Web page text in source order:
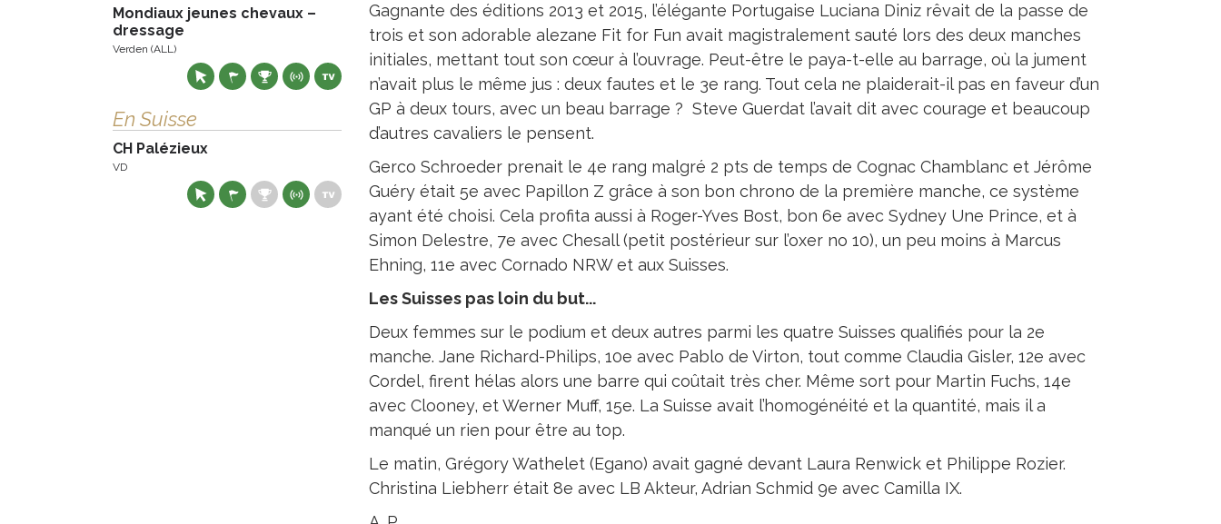
Gagnante des éditions 2013 et 2015, l’élégante Portugaise Luciana Diniz rêvait de la passe de
trois et son adorable alezane Fit for Fun avait magistralement sauté lors des deux manches
initiales, mettant tout son cœur à l’ouvrage. Peut-être le paya-t-elle au barrage, où la jument
n’avait plus le même jus : deux fautes et le 3e rang. Tout cela ne plaiderait-il pas en faveur d’un
GP à deux tours, avec un beau barrage ? Steve Guerdat l’avait dit avec courage et beaucoup
d’autres cavaliers le pensent.
Gerco Schroeder prenait le 4e rang malgré 2 pts de temps de Cognac Chamblanc et Jérôme
Guéry était 5e avec Papillon Z grâce à son bon chrono de la première manche, ce système
ayant été choisi. Cela profita aussi à Roger-Yves Bost, bon 6e avec Sydney Une Prince, et à
Simon Delestre, 7e avec Chesall (petit postérieur sur l’oxer no 10), un peu moins à Marcus
Ehning, 11e avec Cornado NRW et aux Suisses.
Les Suisses pas loin du but...
Deux femmes sur le podium et deux autres parmi les quatre Suisses qualifiés pour la 2e
manche. Jane Richard-Philips, 10e avec Pablo de Virton, tout comme Claudia Gisler, 12e avec
Cordel, firent hélas alors une barre qui coûtait très cher. Même sort pour Martin Fuchs, 14e
avec Clooney, et Werner Muff, 15e. La Suisse avait l’homogénéité et la quantité, mais il a
manqué un rien pour être au top.
Le matin, Grégory Wathelet (Egano) avait gagné devant Laura Renwick et Philippe Rozier.
Christina Liebherr était 8e avec LB Akteur, Adrian Schmid 9e avec Camilla IX.
Mondiaux jeunes chevaux –
dressage
Verden (ALL)
En Suisse
CH Palézieux
VD